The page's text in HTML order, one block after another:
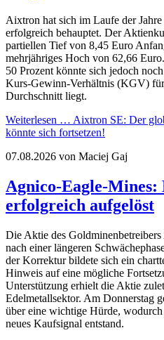
Aixtron hat sich im Laufe der
erfolgreich behauptet. Der
partiellen Tief von 8,45 Euro
mehrjähriges Hoch von 62,66
50 Prozent könnte sich jedoch
Kurs-Gewinn-Verhältnis (KGV)
Durchschnitt liegt.
Weiterlesen … Aixtron SE: Der
könnte sich fortsetzen!
07.08.2026 von Maciej Gaj
Agnico-Eagle-
erfolgreich aufgelöst
Die Aktie des
nach einer längeren
der Korrektur bildete sich ein
Hinweis auf eine mögliche
Unterstützung erhielt die Aktie
Edelmetallsektor. Am Donnerstag
über eine wichtige Hürde,
neues Kaufsignal entstand.